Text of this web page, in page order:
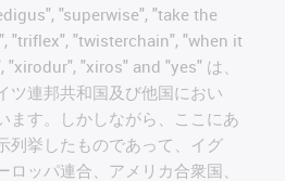
"superwise", "take the
"triflex", "twisterchain", "when it
"xiros" and "yes" は、
ツ連邦共和国及び他国におい
ます。しかしながら、ここにあ
列挙したものであって、イグ
ッパ連合、アメリカ合衆国、